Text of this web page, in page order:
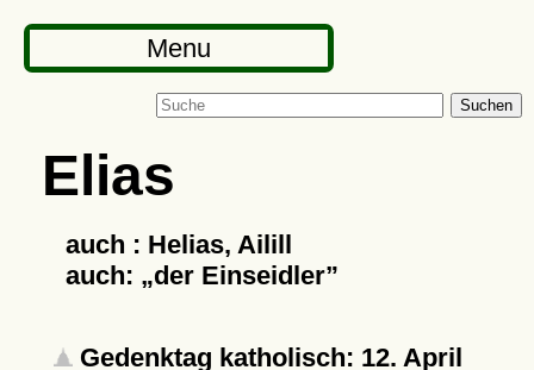
Menu
Suchen
Elias
auch : Helias, Ailill
auch:
der Einseidler
Gedenktag katholisch: 12. April